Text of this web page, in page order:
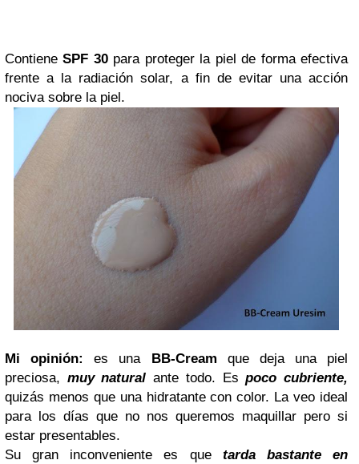
ContieneSPF 30para proteger la piel de forma efectiva
frente a la radiación solar, a fin de evitar una acción
nociva sobre la piel.
Mi opinión: es una BB-Cream que deja una piel
preciosa, muy natural ante todo. Espoco cubriente,
quizás menos que una hidratante con color. La veo ideal
para los días que no nos queremos maquillar pero si
estar presentables.
Su gran inconveniente es que tarda bastante en